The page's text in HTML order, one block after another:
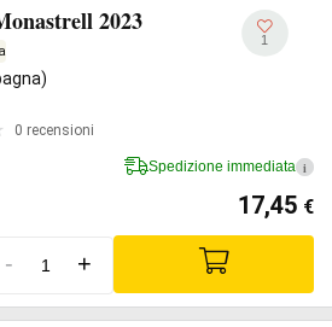
2023
0 recensioni
1
Spedizione immediata i
17,45 €
- +